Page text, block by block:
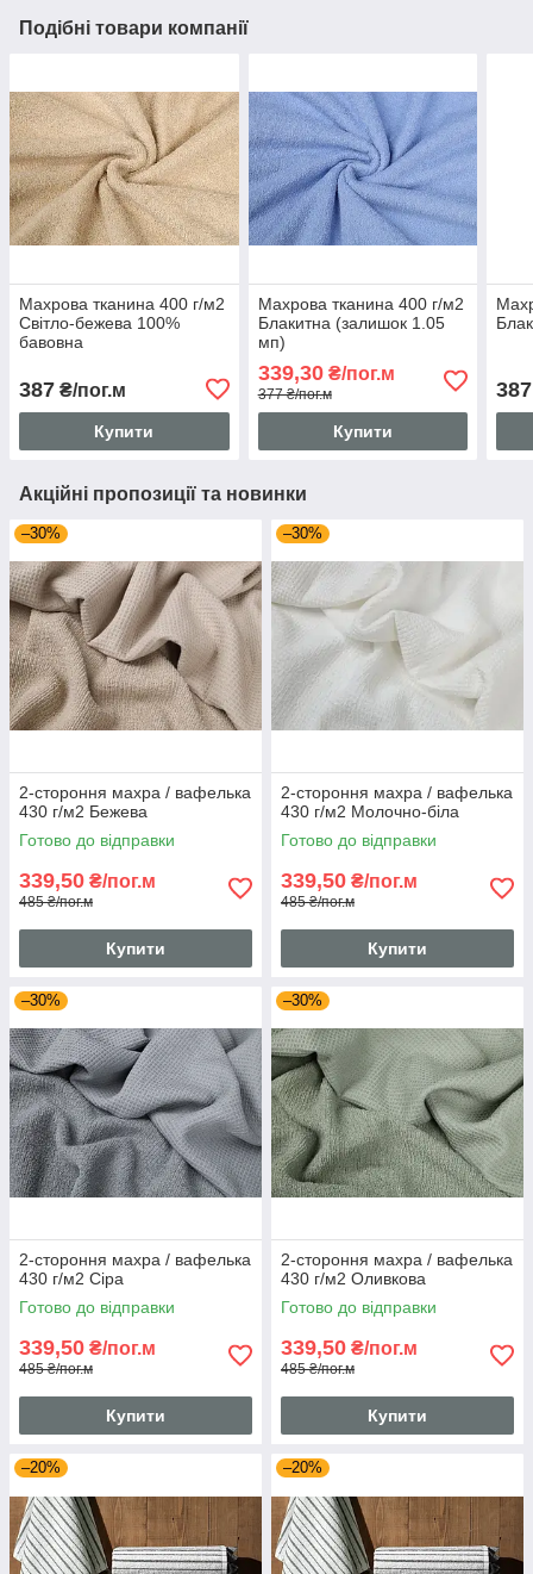
Подібні товари компанії
Махрова тканина 400 г/м2
Світло-бежева 100%
бавовна
387 ₴/пог.м
Купити
Махрова тканина 400 г/м2
Блакитна (залишок 1.05
мп)
339,30₴/пог.м
377 ₴/пог.м
Купити
387
Акційні пропозиції та новинки
–30%
2-стороння махра / вафелька
430 г/м2 Бежева
Готово до відправки
339,50 ₴/пог.м
485 ₴/пог.м
Купити
–30%
2-стороння махра / вафелька
430 г/м2 Молочно-біла
Готово до відправки
339,50 ₴/пог.м
485 ₴/пог.м
Купити
–30%
2-стороння махра / вафелька
430 г/м2 Сіра
Готово до відправки
339,50 ₴/пог.м
485 ₴/пог.м
Купити
–30%
2-стороння махра / вафелька
430 г/м2 Оливкова
Готово до відправки
339,50 ₴/пог.м
485 ₴/пог.м
Купити
–20% –20%